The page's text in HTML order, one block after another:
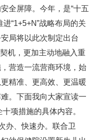
全屏障。今年，是“十五
“1+5+N”战略布局的关
局将以此次制定出台
机，更加主动地融入重
营造一流营商环境，始
精准、更高效、更温暖
。下面我向大家宣读一
项措施的具体内容。
办、快速办。联合卫